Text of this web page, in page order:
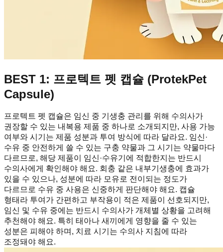
BEST 1: 프로텍트 펫 캡슐 (ProtekPet
Capsule)
프로텍트 펫 캡슐은 임신 중 기생충 관리를 위해 수의사가
권장할 수 있는 내복용 제품 중 하나로 소개되지만, 사용 가능
여부와 시기는 제품 성분과 투여 방식에 따라 달라요. 임신·
수유 중 안전하게 쓸 수 있는 구충 약물과 그 시기는 약물마다
다르므로, 해당 제품이 임신·수유기에 적합한지는 반드시
수의사에게 확인해야 해요. 회충 같은 내부기생충에 효과가
있을 수 있으나, 성분에 따라 모유로 전이되는 정도가
다르므로 수유 중 사용은 신중하게 판단해야 해요. 캡슐
형태라 투여가 간편하고 부작용이 적은 제품이 선호되지만,
임신 및 수유 중에는 반드시 수의사가 개체별 상황을 고려해
추천해야 해요. 특히 태아나 새끼에게 영향을 줄 수 있는
성분은 피해야 하며, 치료 시기는 수의사 지침에 따라
조정돼야 해요.